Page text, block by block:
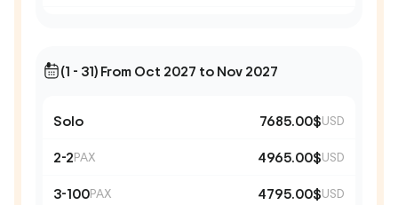
(1 - 31) From Oct 2027 to Nov 2027
Solo 7685.00$USD
2-2PAX 4965.00$USD
3-100PAX 4795.00$USD